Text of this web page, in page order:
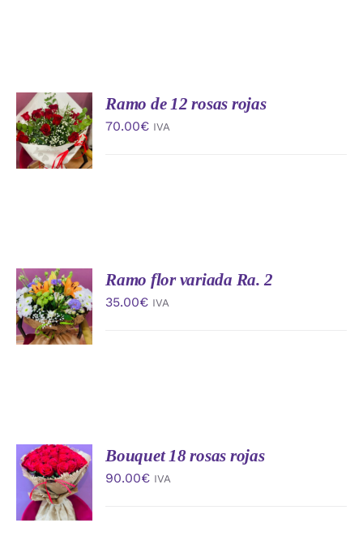
AÑADIR
AL
CARRITO
/
DETALLES
Ramo de 12 rosas rojas
70.00€ IVA
AÑADIR
AL
CARRITO
/
DETALLES
Ramo flor variada Ra. 2
35.00€ IVA
AÑADIR
AL
CARRITO
/
DETALLES
Bouquet 18 rosas rojas
90.00€ IVA